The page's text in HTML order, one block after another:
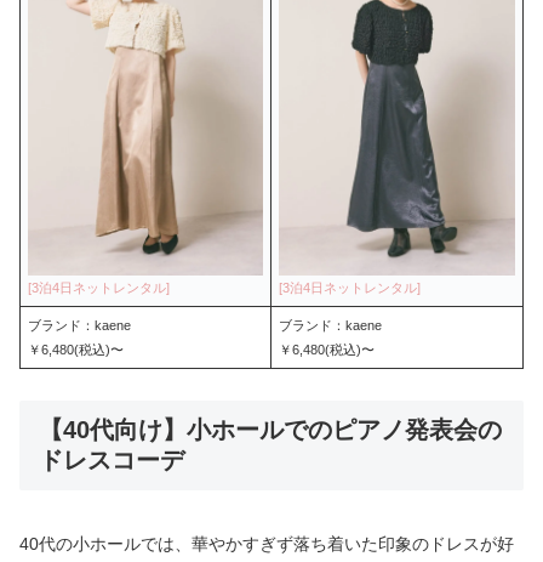
ブランド：kaene
￥6,480(税込)〜
ブランド：kaene
￥6,480(税込)〜
【40代向け】小ホールでのピアノ発表会の
ドレスコーデ
40代の小ホールでは、華やかすぎず落ち着いた印象のドレスが好